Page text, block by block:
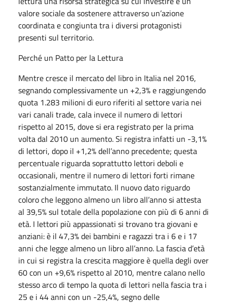
valore sociale da sostenere attraverso un’azione
coordinata e congiunta tra i diversi protagonisti
presenti sul territorio.
Perché un Patto per la Lettura
Mentre cresce il mercato del libro in Italia nel 2016,
segnando complessivamente un +2,3% e raggiungendo
quota 1.283 milioni di euro riferiti al settore varia nei
vari canali trade, cala invece il numero di lettori
rispetto al 2015, dove si era registrato per la prima
volta dal 2010 un aumento. Si registra infatti un -3,1%
di lettori, dopo il +1,2% dell’anno precedente; questa
percentuale riguarda soprattutto lettori deboli e
occasionali, mentre il numero di lettori forti rimane
sostanzialmente immutato. Il nuovo dato riguardo
coloro che leggono almeno un libro all’anno si attesta
al 39,5% sul totale della popolazione con più di 6 anni di
età. I lettori più appassionati si trovano tra giovani e
anziani: è il 47,3% dei bambini e ragazzi tra i 6 e i 17
anni che legge almeno un libro all’anno. La fascia d’età
in cui si registra la crescita maggiore è quella degli over
60 con un +9,6% rispetto al 2010, mentre calano nello
stesso arco di tempo la quota di lettori nella fascia tra i
25 e i 44 anni con un -25,4%, segno delle